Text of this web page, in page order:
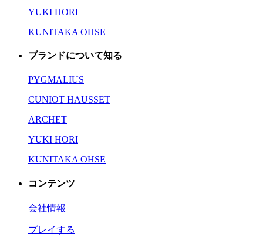
YUKI HORI
KUNITAKA OHSE
ブランドについて知る
PYGMALIUS
CUNIOT HAUSSET
ARCHET
YUKI HORI
KUNITAKA OHSE
コンテンツ
会社情報
プレイする